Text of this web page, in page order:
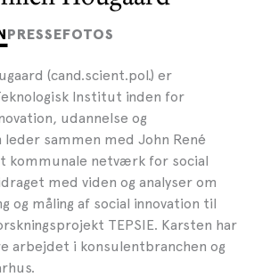
PRESSEFOTOS
(cand.scient.pol.) er
Institut inden for
udannelse og
sammen med John René
kommunale netværk for social
med viden og analyser om
og måling af social innovation til
TEPSIE. Karsten har
arbejdet i konsulentbranchen og